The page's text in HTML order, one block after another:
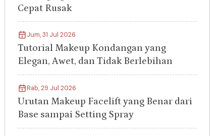
Cepat Rusak
Jum, 31 Jul 2026
Tutorial Makeup Kondangan yang
Elegan, Awet, dan Tidak Berlebihan
Rab, 29 Jul 2026
Urutan Makeup Facelift yang Benar dari
Base sampai Setting Spray